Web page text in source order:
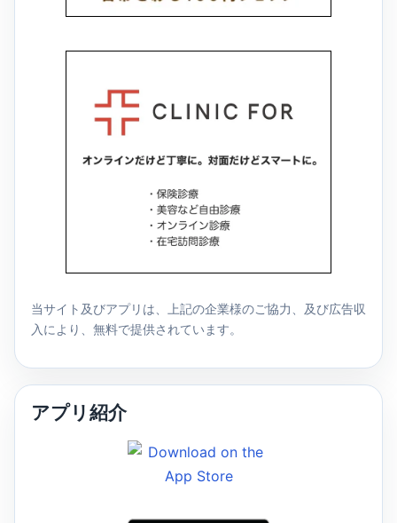
当サイト及びアプリは、上記の企業様のご協力、及び広告収
入により、無料で提供されています。
アプリ紹介